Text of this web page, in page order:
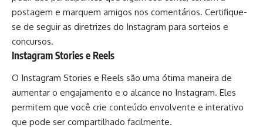
postagem e marquem amigos nos comentários. Certifique-
se de seguir as diretrizes do Instagram para sorteios e
concursos.
Instagram Stories e Reels
O Instagram Stories e Reels são uma ótima maneira de
aumentar o engajamento e o alcance no Instagram. Eles
permitem que você crie conteúdo envolvente e interativo
que pode ser compartilhado facilmente.